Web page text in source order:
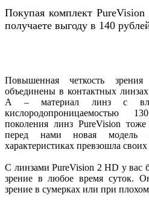
Покупая комплект
получаете выгоду в 140
Повышенная четкость
объединены в контактных
A – материал линз с
кислородопроницаемостью
поколения линз PureVision
перед нами новая модель
характеристиках превзошла
С линзами PureVision 2 HD у вас
зрение в любое время суток.
зрение в сумерках или при